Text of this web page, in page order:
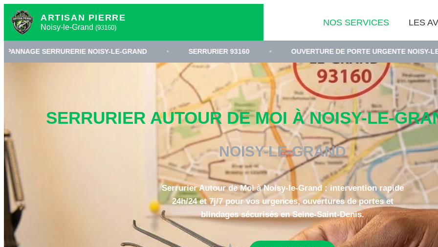
ARTISAN PIERRE
Noisy-le-Grand (93160)
NOS SERVICES LES
NOISY-LE-GRAND • SERRURIER 93160 • OUVERTURE DE PORTE URGENTE NOISY-LE-GRAND •
SERRURIER AUTOUR DE MOI À NOISY-LE-
NOISY-LE-GRAND
Serrurier Autour de Moi à Noisy-le-Grand : intervention rapide
24h/24 et 7j/7 pour vos urgences, ouvertures de portes et
blindages sécurisés en Seine-Saint-Denis.